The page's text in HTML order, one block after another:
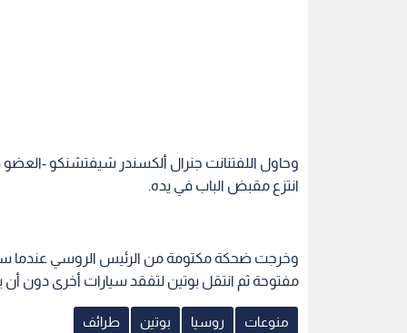
وحاول اللفتنانت جنرال ألكسندر شيفتشنكو -
انتزع مقبض الباب في يده.
وخرجت ضحكة مكتومة من الرئيس الروسي عندما
مفتوحة ثم انتقل بوتين لتفقد سيارات أخرى دون
منوعات روسيا بوتين طرائف